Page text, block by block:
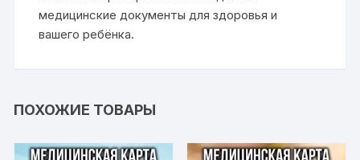
медицинские документы для здоровья и
вашего ребёнка.
ПОХОЖИЕ ТОВАРЫ